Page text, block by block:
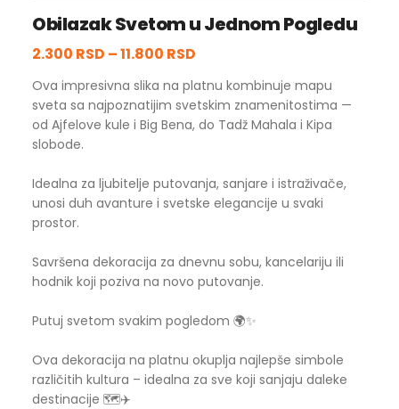
Obilazak Svetom u Jednom Pogledu
2.300 RSD –11.800 RSD
Ova impresivna slika na platnu kombinuje mapu
sveta sa najpoznatijim svetskim znamenitostima —
od Ajfelove kule i Big Bena, do Tadž Mahala i Kipa
slobode.
Idealna za ljubitelje putovanja, sanjare i istraživače,
unosi duh avanture i svetske elegancije u svaki
prostor.
Savršena dekoracija za dnevnu sobu, kancelariju ili
hodnik koji poziva na novo putovanje.
Putuj svetom svakim pogledom 🌍✨
Ova dekoracija na platnu okuplja najlepše simbole
različitih kultura – idealna za sve koji sanjaju daleke
destinacije 🗺️✈️